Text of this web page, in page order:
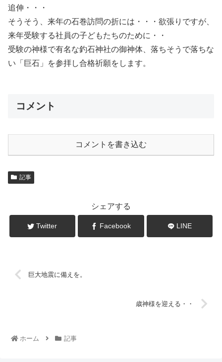
追伸・・・
そうそう、来年の石巻訪問の折には・・・欲張りですが、
来年受験する社員の子どもたちのために・・
受験の神様で有名な釣石神社の御神体、落ちそうで落ちな
い「巨石」を参拝し合格祈願をします。
コメント
コメントを書き込む
記事
シェアする
Twitter Facebook LINE
巨大地震に備えを。
歳神様を迎える・・
ホーム 記事